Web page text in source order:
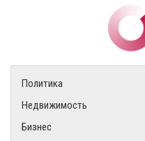
Политика
Недвижимость
Бизнес